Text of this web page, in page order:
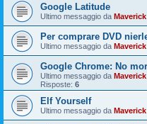
Google Latitude
Ultimo messaggio da Maverick
Per comprare DVD
Ultimo messaggio da Maverick
Google Chrome: No
Ultimo messaggio da Maverick
Risposte: 6
Elf Yourself
Ultimo messaggio da Maverick